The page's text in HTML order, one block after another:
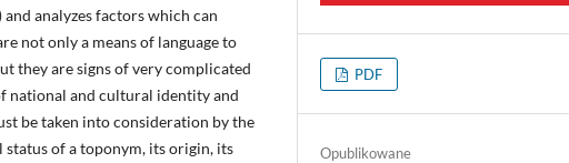
and analyzes factors which can
not only a means of language to
they are signs of very complicated
national and cultural identity and
be taken into consideration by the
status of a toponym, its origin, its
PDF
Opublikowane